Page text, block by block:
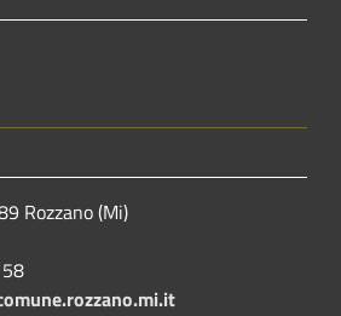
Rozzano (Mi)